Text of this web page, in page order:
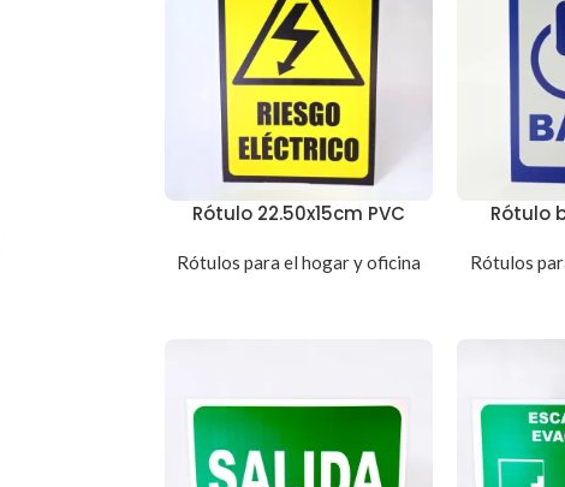
Rótulo 22.50x15cm PVC
Rótulos para el hogar y oficina
Rótulo
Rótulos